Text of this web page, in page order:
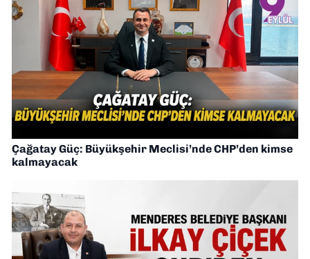
Çağatay Güç: Büyükşehir Meclisi’nde CHP’den kimse
kalmayacak